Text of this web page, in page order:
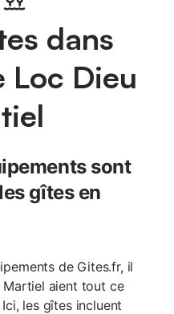
dans
Loc Dieu
sont
gîtes en
de Gites.fr, il
Martiel aient tout ce
les gîtes incluent